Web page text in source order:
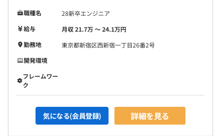
職種名
28新卒エンジニア
給与
月収 21.7万 〜 24.1万円
勤務地
東京都新宿区西新宿一丁目26番2号
開発環境
フレームワー
ク
気になる(会員登録) 詳細を見る